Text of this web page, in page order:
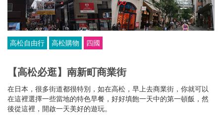
高松自由行 高松購物 四國
【高松必逛】南新町商業街
在日本，很多街道都很特別，如在高松，早上去商業街，你就可以
在這裡選擇一些當地的特色早餐，好好填飽一天中的第一頓飯，然
後從這裡，開啟一天美好的遊玩。